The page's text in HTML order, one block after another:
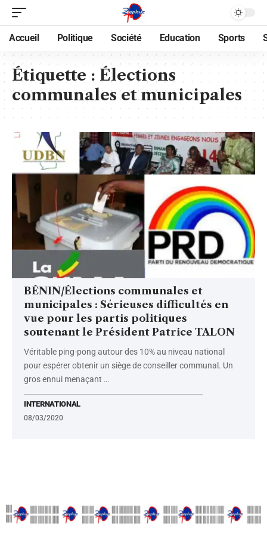
Accueil Politique Société Education Sports
Étiquette : Élections
communales et municipales
BÉNIN/Élections communales et
municipales : Sérieuses difficultés en
vue pour les partis politiques
soutenant le Président Patrice TALON
Véritable ping-pong autour des 10% au niveau national
pour espérer obtenir un siège de conseiller communal. Un
gros ennui menaçant …
INTERNATIONAL
08/03/2020